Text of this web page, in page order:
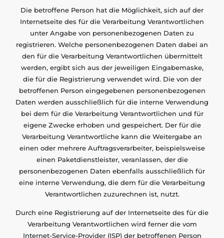
Die betroffene Person hat die Möglichkeit, sich auf der
Internetseite des für die Verarbeitung Verantwortlichen
unter Angabe von personenbezogenen Daten zu
registrieren. Welche personenbezogenen Daten dabei an
den für die Verarbeitung Verantwortlichen übermittelt
werden, ergibt sich aus der jeweiligen Eingabemaske,
die für die Registrierung verwendet wird. Die von der
betroffenen Person eingegebenen personenbezogenen
Daten werden ausschließlich für die interne Verwendung
bei dem für die Verarbeitung Verantwortlichen und für
eigene Zwecke erhoben und gespeichert. Der für die
Verarbeitung Verantwortliche kann die Weitergabe an
einen oder mehrere Auftragsverarbeiter, beispielsweise
einen Paketdienstleister, veranlassen, der die
personenbezogenen Daten ebenfalls ausschließlich für
eine interne Verwendung, die dem für die Verarbeitung
Verantwortlichen zuzurechnen ist, nutzt.
Durch eine Registrierung auf der Internetseite des für die
Verarbeitung Verantwortlichen wird ferner die vom
Internet-Service-Provider (ISP) der betroffenen Person